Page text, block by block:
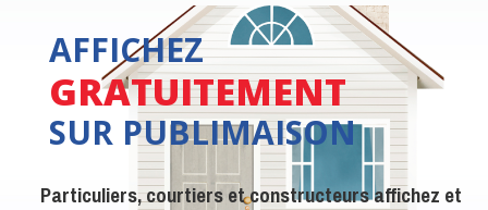
AFFICHEZ
GRATUITEMENT
SUR PUBLIMAISON
Particuliers, courtiers et constructeurs affichez et